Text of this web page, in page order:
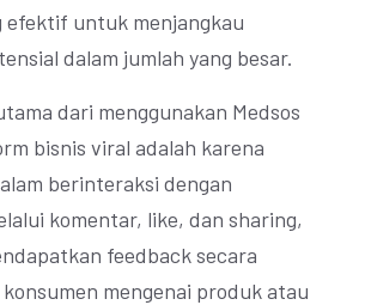
efektif untuk menjangkau
dalam jumlah yang besar.
dari menggunakan Medsos
bisnis viral adalah karena
berinteraksi dengan
komentar, like, dan sharing,
feedback secara
mengenai produk atau